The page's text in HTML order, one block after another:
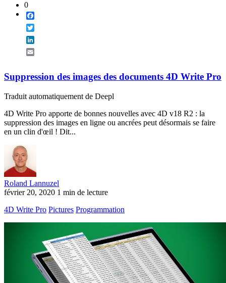
0
Suppression des images des documents 4D Write Pro
Traduit automatiquement de Deepl
4D Write Pro apporte de bonnes nouvelles avec 4D v18 R2 : la
suppression des images en ligne ou ancrées peut désormais se faire
en un clin d'œil ! Dit...
Roland Lannuzel
février 20, 2020 1 min de lecture
4D Write Pro Pictures Programmation